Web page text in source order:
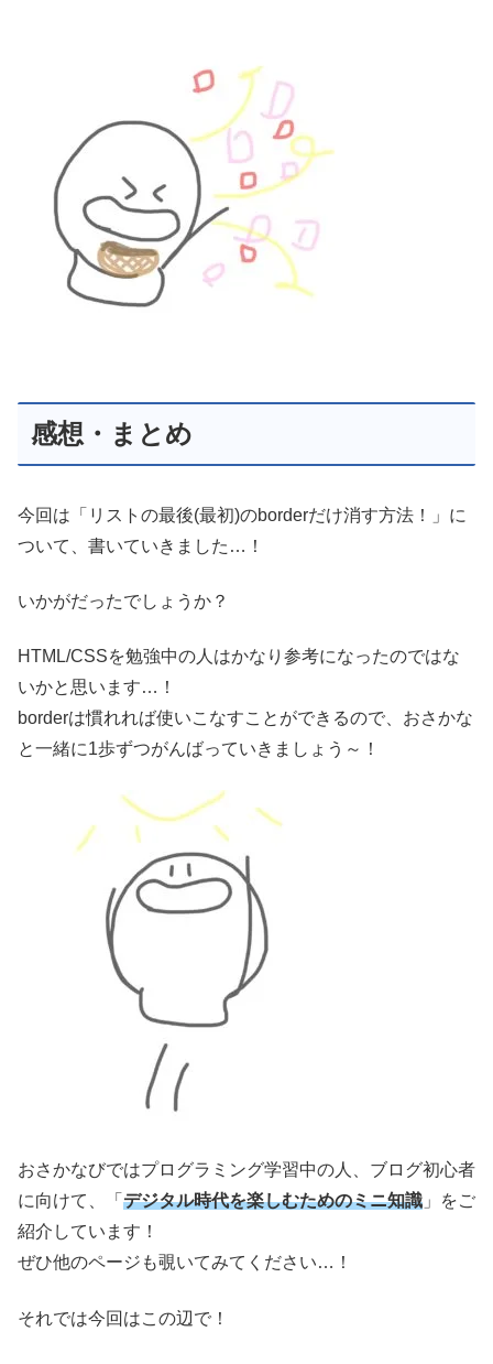
感想・まとめ
今回は「リストの最後(最初)のborderだけ消す方法！」に
ついて、書いていきました…！
いかがだったでしょうか？
HTML/CSSを勉強中の人はかなり参考になったのではな
いかと思います…！
borderは慣れれば使いこなすことができるので、おさかな
と一緒に1歩ずつがんばっていきましょう～！
おさかなびではプログラミング学習中の人、ブログ初心者
に向けて、「 デジタル時代を楽しむためのミニ知識 」をご
紹介しています！
ぜひ他のページも覗いてみてください…！
それでは今回はこの辺で！